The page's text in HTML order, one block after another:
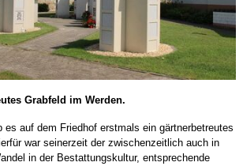
Grabfeld im Werden.
es auf dem Friedhof erstmals ein gärtnerbetreutes
war seinerzeit der zwischenzeitlich auch in
in der Bestattungskultur, entsprechende